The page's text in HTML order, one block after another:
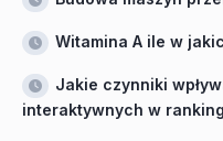
Witamina A ile w
Jakie czynniki
interaktywnych w